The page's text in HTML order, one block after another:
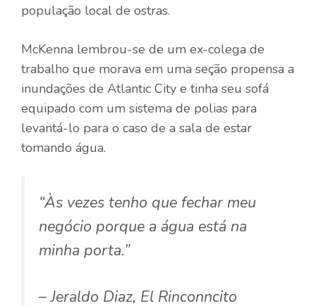
população local de ostras.
McKenna lembrou-se de um ex-colega de
trabalho que morava em uma seção propensa a
inundações de Atlantic City e tinha seu sofá
equipado com um sistema de polias para
levantá-lo para o caso de a sala de estar
tomando água.
“Às vezes tenho que fechar meu
negócio porque a água está na
minha porta.”
– Jeraldo Diaz, El Rinconncito